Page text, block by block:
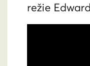
režie